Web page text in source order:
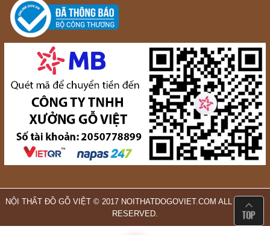
NỘI THẤT ĐỒ GỖ VIỆT © 2017 NOITHATDOGOVIET.COM ALL RIGHTS
RESERVED.